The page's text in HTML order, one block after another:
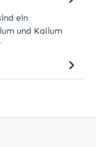
ein
und Kalium